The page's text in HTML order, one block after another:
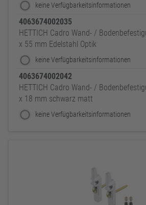
keine Verfügbarkeitsinformationen
4063674002035
HETTICH Cadro Wand- /
x 55 mm Edelstahl Optik
keine Verfügbarkeitsinformationen
4063674002042
HETTICH Cadro Wand- /
x 18 mm schwarz matt
keine Verfügbarkeitsinformationen